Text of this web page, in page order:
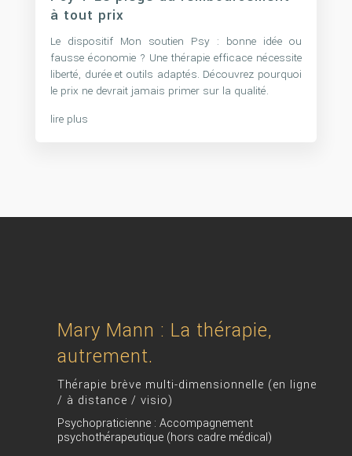
à tout prix
Le dispositif Mon soutien Psy : bonne idée ou
fausse économie ? Une thérapie efficace nécessite
liberté, durée et outils adaptés. Découvrez pourquoi
le prix ne devrait jamais primer sur la qualité.
lire plus
Mary Mann : La thérapie,
autrement.
Thérapie brève multi-dimensionnelle (en ligne
/ à distance / visio)
Psychopraticienne : Accompagnement
psychothérapeutique (hors cadre médical)